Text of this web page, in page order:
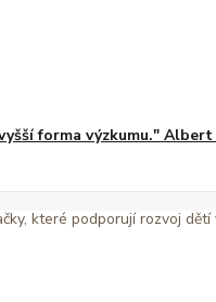
forma výzkumu."